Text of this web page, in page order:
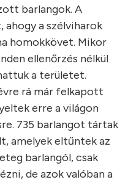
barlangok. A
a szélviharok
homokkövet. Mikor
ellenőrzés nélkül
a területet.
rá már felkapott
erre a világon
735 barlangot tártak
amelyek eltűntek az
barlangól, csak
de azok valóban a